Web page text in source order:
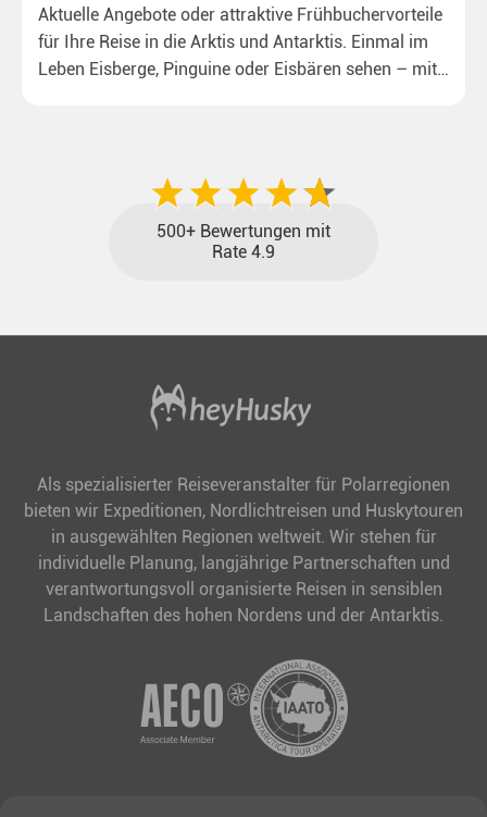
Aktuelle Angebote oder attraktive Frühbuchervorteile
für Ihre Reise in die Arktis und Antarktis. Einmal im
Leben Eisberge, Pinguine oder Eisbären sehen – mit
500+ Bewertungen mit
Rate 4.9
Als spezialisierter Reiseveranstalter für Polarregionen
bieten wir Expeditionen, Nordlichtreisen und Huskytouren
in ausgewählten Regionen weltweit. Wir stehen für
individuelle Planung, langjährige Partnerschaften und
verantwortungsvoll organisierte Reisen in sensiblen
Landschaften des hohen Nordens und der Antarktis.